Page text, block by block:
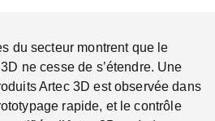
du secteur montrent que le
ne cesse de s’étendre. Une
Artec 3D est observée dans
rapide, et le contrôle